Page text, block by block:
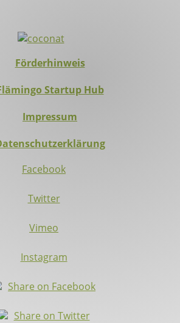
Förderhinweis
Startup Hub
Impressum
Facebook
Twitter
Vimeo
Instagram
Share on Facebook
Share on Twitter